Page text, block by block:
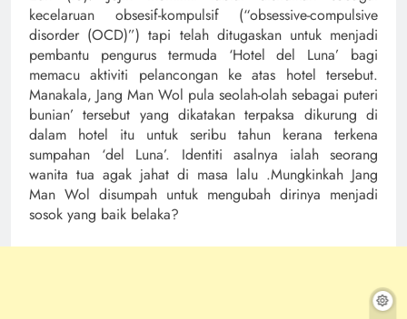
kecelaruan obsesif-kompulsif (“obsessive-compulsive
disorder (OCD)”) tapi telah ditugaskan untuk menjadi
pembantu pengurus termuda ‘Hotel del Luna’ bagi
memacu aktiviti pelancongan ke atas hotel tersebut.
Manakala, Jang Man Wol pula seolah-olah sebagai puteri
bunian’ tersebut yang dikatakan terpaksa dikurung di
dalam hotel itu untuk seribu tahun kerana terkena
sumpahan ‘del Luna’. Identiti asalnya ialah seorang
wanita tua agak jahat di masa lalu .Mungkinkah Jang
Man Wol disumpah untuk mengubah dirinya menjadi
sosok yang baik belaka?